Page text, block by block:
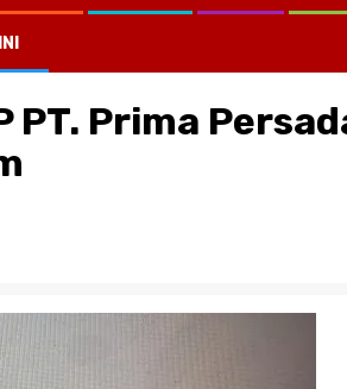
PT. Prima